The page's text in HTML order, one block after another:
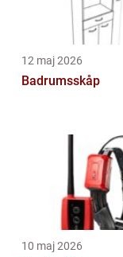
12 maj 2026
Badrumsskåp
10 maj 2026